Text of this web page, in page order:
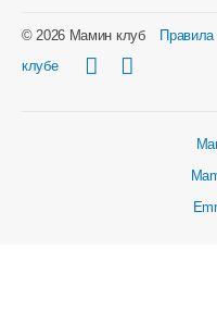
© 2026 Мамин клуб Правила
клубе